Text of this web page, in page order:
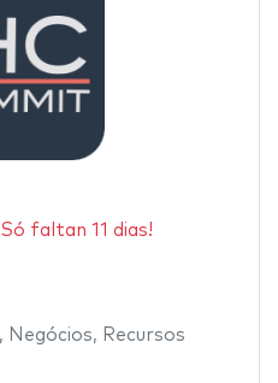
Só faltan 11 dias!
, Negócios, Recursos